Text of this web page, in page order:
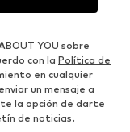
YOU sobre
con la Política de
en cualquier
un mensaje a
la opción de darte
de noticias.